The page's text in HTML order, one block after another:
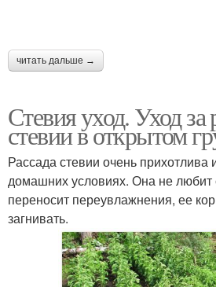
читать дальше →
Стевия уход. Уход за
стевии в открытом
Рассада стевии очень прихотлива
домашних условиях. Она не любит
переносит переувлажнения, ее
загнивать.